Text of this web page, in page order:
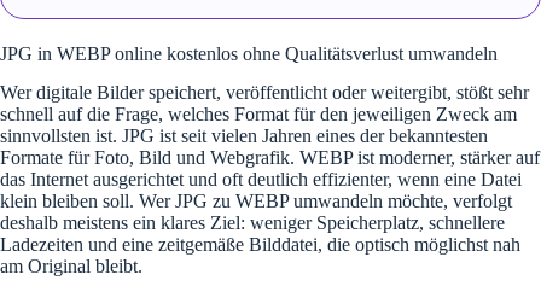
JPG in WEBP online kostenlos ohne Qualitätsverlust umwandeln
Wer digitale Bilder speichert, veröffentlicht oder weitergibt, stößt sehr
schnell auf die Frage, welches Format für den jeweiligen Zweck am
sinnvollsten ist. JPG ist seit vielen Jahren eines der bekanntesten
Formate für Foto, Bild und Webgrafik. WEBP ist moderner, stärker auf
das Internet ausgerichtet und oft deutlich effizienter, wenn eine Datei
klein bleiben soll. Wer JPG zu WEBP umwandeln möchte, verfolgt
deshalb meistens ein klares Ziel: weniger Speicherplatz, schnellere
Ladezeiten und eine zeitgemäße Bilddatei, die optisch möglichst nah
am Original bleibt.